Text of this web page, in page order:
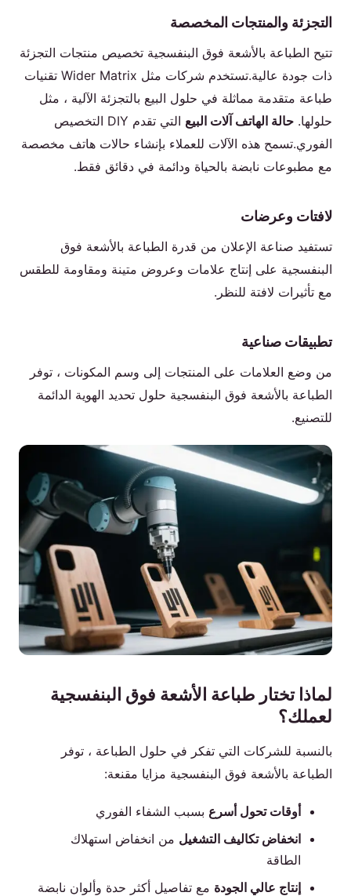
التجزئة والمنتجات المخصصة
تتيح الطباعة بالأشعة فوق البنفسجية تخصيص منتجات التجزئة
ذات جودة عالية.تستخدم شركات مثل Wider Matrix تقنيات
طباعة متقدمة مماثلة في حلول البيع بالتجزئة الآلية ، مثل
حلولها. حالة الهاتف آلات البيع
التي تقدم DIY التخصيص
الفوري.تسمح هذه الآلات للعملاء بإنشاء حالات هاتف مخصصة
مع مطبوعات نابضة بالحياة ودائمة في دقائق فقط.
لافتات وعرضات
تستفيد صناعة الإعلان من قدرة الطباعة بالأشعة فوق
البنفسجية على إنتاج علامات وعروض متينة ومقاومة للطقس
مع تأثيرات لافتة للنظر.
تطبيقات صناعية
من وضع العلامات على المنتجات إلى وسم المكونات ، توفر
الطباعة بالأشعة فوق البنفسجية حلول تحديد الهوية الدائمة
للتصنيع.
لماذا تختار طباعة الأشعة فوق البنفسجية
لعملك؟
بالنسبة للشركات التي تفكر في حلول الطباعة ، توفر
الطباعة بالأشعة فوق البنفسجية مزايا مقنعة:
أوقات تحول أسرع بسبب الشفاء الفوري
انخفاض تكاليف التشغيل من انخفاض استهلاك
الطاقة
إنتاج عالي الجودة مع تفاصيل أكثر حدة وألوان نابضة